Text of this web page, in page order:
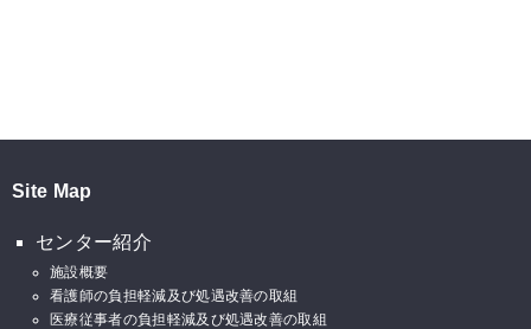
Site Map
センター紹介
施設概要
看護師の負担軽減及び処遇改善の取組
医療従事者の負担軽減及び処遇改善の取組